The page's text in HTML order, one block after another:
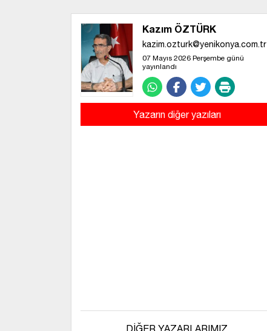
Kazım ÖZTÜRK
kazim.ozturk@yenikonya.com.tr
07 Mayıs 2026 Perşembe günü
yayınlandı
Yazarın diğer yazıları
DİĞER YAZARLARIMIZ